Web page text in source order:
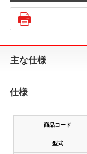
主な仕様
仕様
商品コード
型式